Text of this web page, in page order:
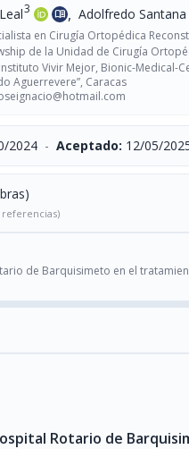
3 menu_book , Adolfredo Santana
en Cirugía Ortopédica
de la Unidad de Cirugía
Vivir Mejor, Bionic-Medical-
Aguerrevere”, Caracas
2024 - Aceptado: 12/05/
referencias)
de Barquisimeto en el
Rotario de